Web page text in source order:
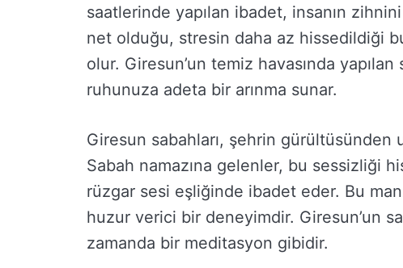
saatlerinde yapılan ibadet, insanın
net olduğu, stresin daha az hissedildiği
olur. Giresun’un temiz havasında
ruhunuza adeta bir arınma sunar.
Giresun sabahları, şehrin
Sabah namazına gelenler, bu sessizliği
rüzgar sesi eşliğinde ibadet eder. Bu
huzur verici bir deneyimdir. Giresun’un
zamanda bir meditasyon gibidir.